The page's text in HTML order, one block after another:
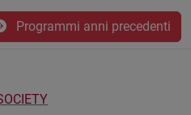
Programmi anni precedenti